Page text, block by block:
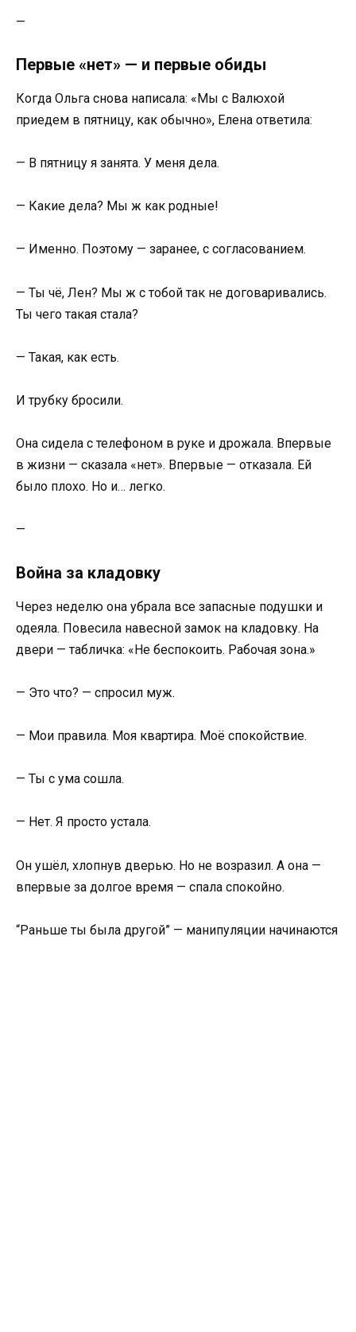
—
Первые «нет» — и первые обиды
Когда Ольга снова написала: «Мы с Валюхой
приедем в пятницу, как обычно», Елена ответила:
— В пятницу я занята. У меня дела.
— Какие дела? Мы ж как родные!
— Именно. Поэтому — заранее, с согласованием.
— Ты чё, Лен? Мы ж с тобой так не договаривались.
Ты чего такая стала?
— Такая, как есть.
И трубку бросили.
Она сидела с телефоном в руке и дрожала. Впервые
в жизни — сказала «нет». Впервые — отказала. Ей
было плохо. Но и… легко.
—
Война за кладовку
Через неделю она убрала все запасные подушки и
одеяла. Повесила навесной замок на кладовку. На
двери — табличка: «Не беспокоить. Рабочая зона.»
— Это что? — спросил муж.
— Мои правила. Моя квартира. Моё спокойствие.
— Ты с ума сошла.
— Нет. Я просто устала.
Он ушёл, хлопнув дверью. Но не возразил. А она —
впервые за долгое время — спала спокойно.
“Раньше ты была другой” — манипуляции начинаются